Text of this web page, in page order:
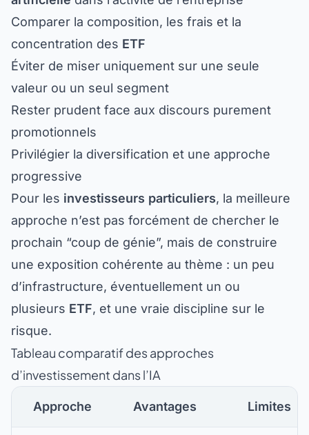
Comparer la composition, les frais et la
concentration des ETF
Éviter de miser uniquement sur une seule
valeur ou un seul segment
Rester prudent face aux discours purement
promotionnels
Privilégier la diversification et une approche
progressive
Pour les investisseurs particuliers , la meilleure
approche n’est pas forcément de chercher le
prochain “coup de génie”, mais de construire
une exposition cohérente au thème : un peu
d’infrastructure, éventuellement un ou
plusieurs ETF , et une vraie discipline sur le
risque.
Tableau comparatif des approches
d’investissement dans l’IA
Approche Avantages Limites